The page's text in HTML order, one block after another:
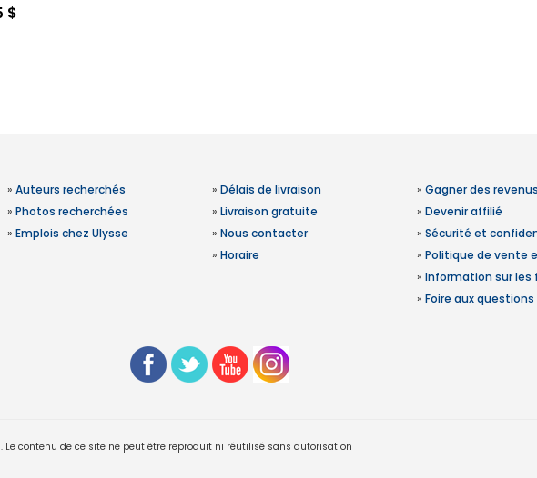
$
» Auteurs recherchés
» Photos recherchées
» Emplois chez Ulysse
» Délais de livraison
» Livraison gratuite
» Nous contacter
» Horaire
» Gagner des
» Devenir affilié
» Sécurité et
» Politique de vente
» Information sur les
» Foire aux questions
contenu de ce site ne peut être reproduit ni réutilisé sans autorisation